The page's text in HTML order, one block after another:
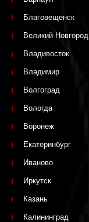
Благовещенск
Великий Новгород
Владивосток
Владимир
Волгоград
Вологда
Воронеж
Екатеринбург
Иваново
Иркутск
Казань
Калининград